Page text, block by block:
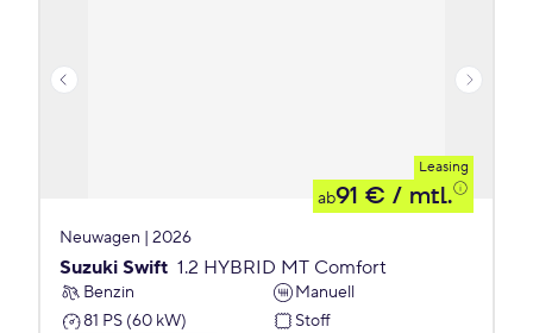
Leasing
ab91 € / mtl.
Neuwagen | 2026
Suzuki Swift 1.2 HYBRID MT Comfort
Benzin
Manuell
81 PS (60 kW)
Stoff